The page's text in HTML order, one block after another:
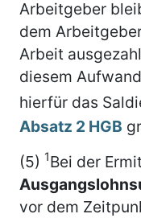
Arbeitgeber
dem
Arbeit
diesem
hierfür das
Absatz 2 HGB
(5) 1Bei der
vor dem